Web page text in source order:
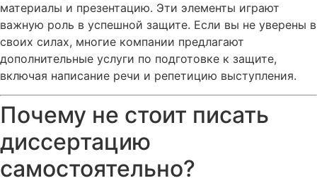
материалы и презентацию. Эти элементы играют
важную роль в успешной защите. Если вы не уверены в
своих силах, многие компании предлагают
дополнительные услуги по подготовке к защите,
включая написание речи и репетицию выступления.
Почему не стоит писать
диссертацию
самостоятельно?